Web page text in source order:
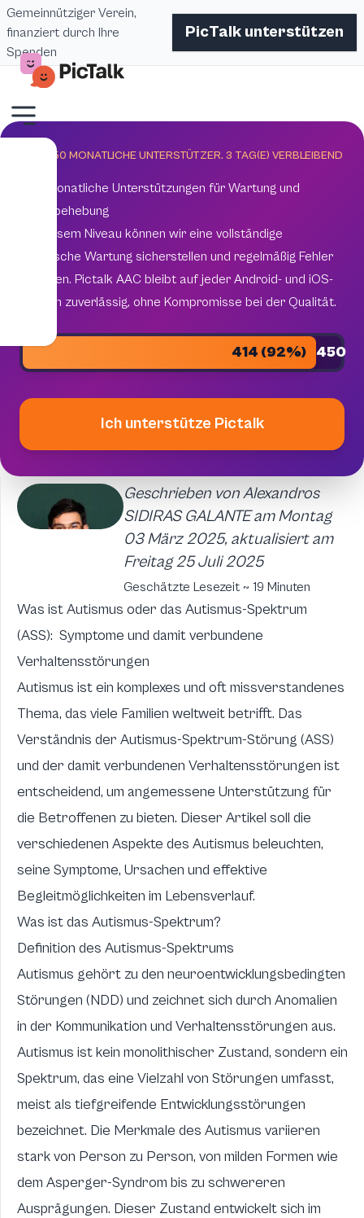
Gemeinnütziger Verein,
finanziert durch Ihre
Spenden
PicTalk unterstützen
ZIEL 450 MONATLICHE UNTERSTÜTZER. 3 TAG(E) VERBLEIBEND
450 monatliche Unterstützungen für Wartung und
Fehlerbehebung
Mit diesem Niveau können wir eine vollständige
technische Wartung sicherstellen und regelmäßig Fehler
beheben. Pictalk AAC bleibt auf jeder Android- und iOS-
Version zuverlässig, ohne Kompromisse bei der Qualität.
414 (92%) 450
Ich unterstütze Pictalk
Geschrieben von Alexandros
SIDIRAS GALANTE am Montag
03 März 2025, aktualisiert am
Freitag 25 Juli 2025
Geschätzte Lesezeit ~ 19 Minuten
Was ist Autismus oder das Autismus-Spektrum
(ASS): Symptome und damit verbundene
Verhaltensstörungen
Autismus ist ein komplexes und oft missverstandenes
Thema, das viele Familien weltweit betrifft. Das
Verständnis der Autismus-Spektrum-Störung (ASS)
und der damit verbundenen Verhaltensstörungen ist
entscheidend, um angemessene Unterstützung für
die Betroffenen zu bieten. Dieser Artikel soll die
verschiedenen Aspekte des Autismus beleuchten,
seine Symptome, Ursachen und effektive
Begleitmöglichkeiten im Lebensverlauf.
Was ist das Autismus-Spektrum?
Definition des Autismus-Spektrums
Autismus gehört zu den neuroentwicklungsbedingten
Störungen (NDD) und zeichnet sich durch Anomalien
in der Kommunikation und Verhaltensstörungen aus.
Autismus ist kein monolithischer Zustand, sondern ein
Spektrum, das eine Vielzahl von Störungen umfasst,
meist als tiefgreifende Entwicklungsstörungen
bezeichnet. Die Merkmale des Autismus variieren
stark von Person zu Person, von milden Formen wie
dem Asperger-Syndrom bis zu schwereren
Ausprägungen. Dieser Zustand entwickelt sich im